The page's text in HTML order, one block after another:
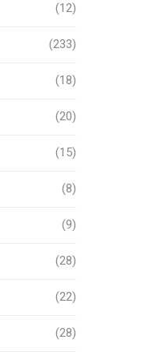
(12)
(233)
(18)
(20)
(15)
(8)
(9)
(28)
(22)
(28)